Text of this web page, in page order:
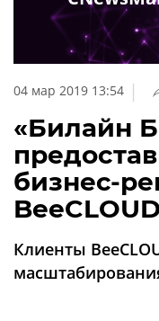
обзоры
кабинет
О
проекте
CNews
Аналитика
Конференции
Техника
04 мар 2019 13:54 |
«Билайн
бизнес-
BeeCLOUD
Клиенты